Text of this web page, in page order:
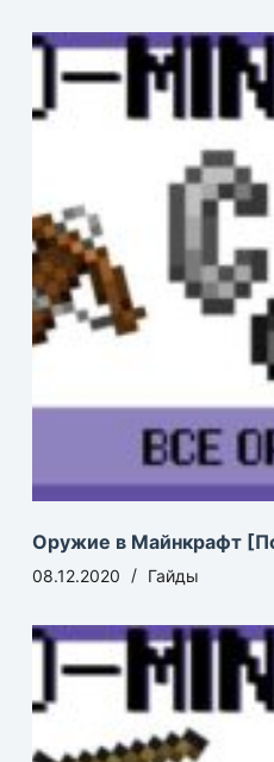
Оружие в Майнкрафт
08.12.2020 Гайды